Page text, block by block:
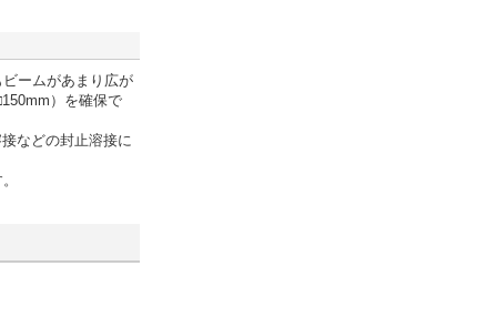
ームがあまり広が
）を確保で
などの封止溶接に